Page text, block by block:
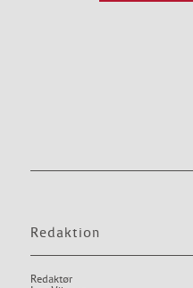
Redaktion
Redaktør